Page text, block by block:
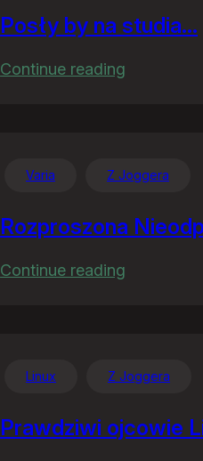
Posły by na studia…
Continue reading
studia…
Varia Z Joggera
Rozproszona
Continue reading
Linux Z Joggera
Prawdziwi ojcowie